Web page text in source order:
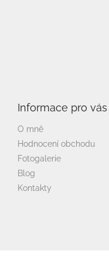
Informace pro vás
O mně
Hodnocení obchodu
Fotogalerie
Blog
Kontakty